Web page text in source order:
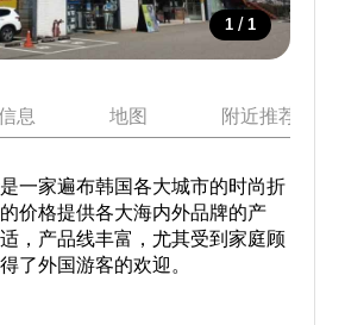
1 / 1
息 地图 附近推荐景点
一家遍布韩国各大城市的时尚折
价格提供各大海内外品牌的产
，产品线丰富，尤其受到家庭顾
了外国游客的欢迎。